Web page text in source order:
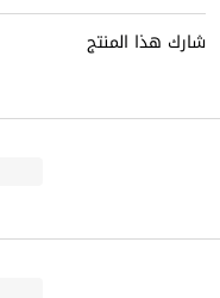
شارك هذا المنتج